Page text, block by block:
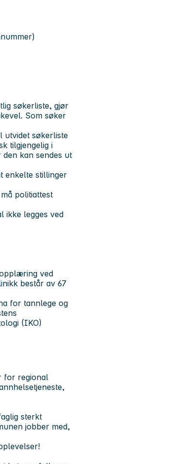
søkerliste, gjør
Som søker
utvidet søkerliste
tilgjengelig i
kan sendes ut
enkelte stillinger
politiattest
ikke legges ved
ved
består av 67
for tannlege og
(IKO)
for regional
sterkt
jobber med,